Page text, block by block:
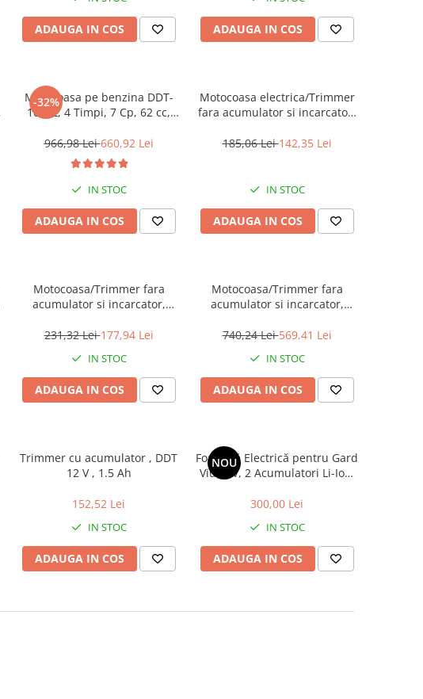
ADAUGA IN COS ADAUGA IN COS
-32%
Motocoasa pe benzina DDT-
1000L, 4 Timpi, 7 Cp, 62 cc,
, 3 fire trimmer, 1 adaptor
drujba
966,98 Lei660,92 Lei
IN STOC
ADAUGA IN COS
Motocoasa electrica/Trimmer
fara acumulator si incarcator,
ELGT20018, EMTOP
185,06 Lei142,35 Lei
IN STOC
ADAUGA IN COS
Motocoasa/Trimmer fara
acumulator si incarcator,
ELGT20328, EMTOP
231,32 Lei177,94 Lei
IN STOC
ADAUGA IN COS
Motocoasa/Trimmer fara
acumulator si incarcator,
330/255mm - ELMR20018,
740,24 Lei569,41 Lei
IN STOC
ADAUGA IN COS
Trimmer cu acumulator , DDT
12 V , 1.5 Ah
152,52 Lei
IN STOC
ADAUGA IN COS
NOU
Foarfecă Electrică pentru Gard
Viu 24V, 2 Acumulatori Li-Ion,
pentru Tăieri Precise
300,00 Lei
IN STOC
ADAUGA IN COS